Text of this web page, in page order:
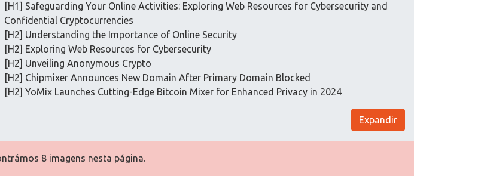
[H1] Safeguarding Your Online Activities: Exploring Web Resources for Cybersecurity and
Confidential Cryptocurrencies
[H2] Understanding the Importance of Online Security
[H2] Exploring Web Resources for Cybersecurity
[H2] Unveiling Anonymous Crypto
[H2] Chipmixer Announces New Domain After Primary Domain Blocked
[H2] YoMix Launches Cutting-Edge Bitcoin Mixer for Enhanced Privacy in 2024
Expandir
8 imagens nesta página.